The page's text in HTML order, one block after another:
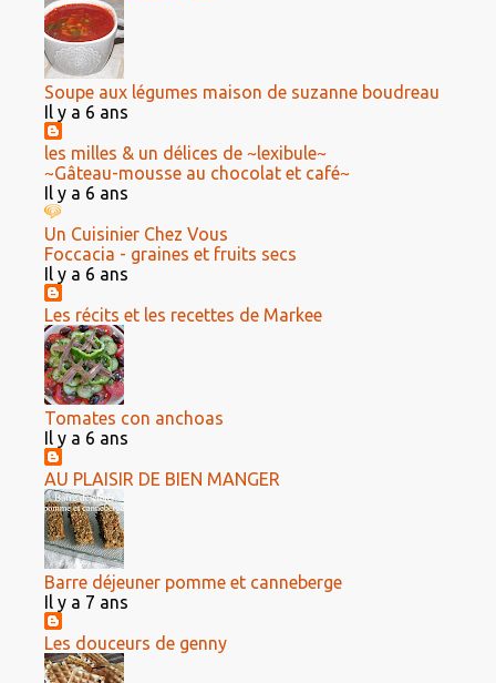
Soupe aux légumes maison de suzanne boudreau
Il y a 6 ans
les milles & un délices de ~lexibule~
~Gâteau-mousse au chocolat et café~
Il y a 6 ans
Un Cuisinier Chez Vous
Foccacia - graines et fruits secs
Il y a 6 ans
Les récits et les recettes de Markee
Tomates con anchoas
Il y a 6 ans
AU PLAISIR DE BIEN MANGER
Barre déjeuner pomme et canneberge
Il y a 7 ans
Les douceurs de genny